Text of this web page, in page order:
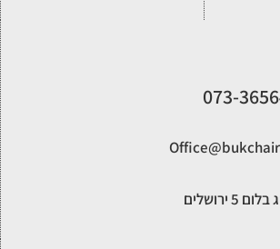
‎073-